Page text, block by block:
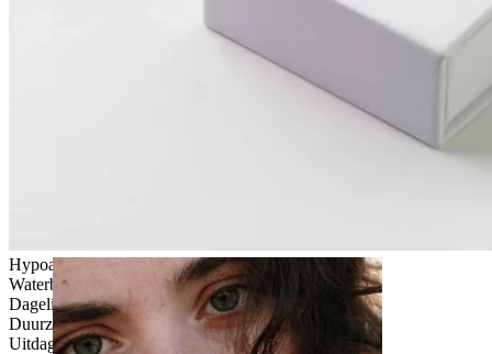
Hypoallergeen
Waterbestendig
Dagelijks gebruik
Duurzaam
Uitdagend